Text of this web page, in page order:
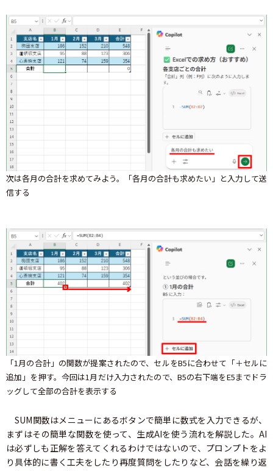
次は各月の合計を求めてみよう。「各月の合計も求めたい」と入力して送
信する
「1月の合計」の関数が提案されたので、セルをB5に合わせて「＋セルに
追加」を押す。今回は1月だけ入力されたので、B5の右下端をE5までドラ
ッグして全部の合計を表示する
SUM関数はメニューにあるボタンで簡単に数式を入力できるが、
まずはその簡単な関数を使って、生成AIを使う流れを解説した。AI
は必ずしも正解を答えてくれるわけではないので、プロンプトをよ
り具体的に書く工夫をしたり再度質問をしたりなど、会話を繰り返